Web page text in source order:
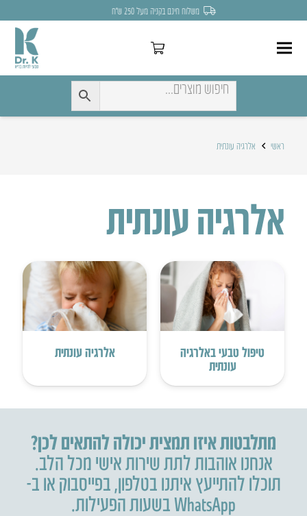
משלוח חינם בקניה מעל 250 ש״ח
ראשי אלרגיה עונתית
אלרגיה עונתית
טיפול טבעי באלרגיה
עונתית
אלרגיה עונתית
מתלבטות איזו תמצית יכולה להתאים לכן?
אנחנו אוהבות לתת שירות אישי מכל הלב.
תוכלו להתייעץ איתנו בטלפון,בפייסבוק או ב-
WhatsApp בשעות הפעילות.